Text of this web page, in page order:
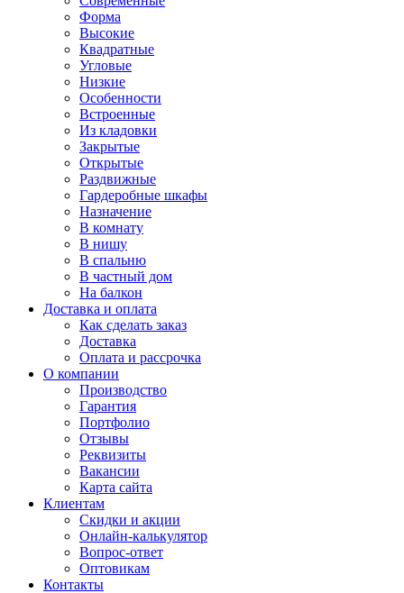
Форма
Высокие
Квадратные
Угловые
Низкие
Особенности
Встроенные
Из кладовки
Закрытые
Открытые
Раздвижные
Гардеробные шкафы
Назначение
В комнату
В нишу
В спальню
В частный дом
На балкон
Доставка и оплата
Как сделать заказ
Доставка
Оплата и рассрочка
О компании
Производство
Гарантия
Портфолио
Отзывы
Реквизиты
Вакансии
Карта сайта
Клиентам
Скидки и акции
Онлайн-калькулятор
Вопрос-ответ
Оптовикам
Контакты